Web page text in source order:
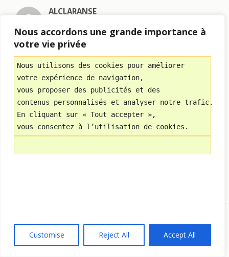
Nous accordons une grande importance à
votre vie privée
Nous utilisons des cookies pour améliorer
votre expérience de navigation,
vous proposer des publicités et des
contenus personnalisés et analyser notre trafic.
En cliquant sur « Tout accepter »,
vous consentez à l’utilisation de cookies.
Customise Reject All Accept All
ALCLARANSE
Bonjour Nicole, Merci bcp pour votre
enthousiasme
Et, Vous Nicole, comment vous Bougez-vous ?
Quelles sont vos Astuces pour vous motiver ?
Au plaisir de vous lire à nouveau
Al CLARANSE
Reply
JJ
15 mai 2016
Très bon article !
15 mai 2016
Merci JJ d’être venu consulter mon site